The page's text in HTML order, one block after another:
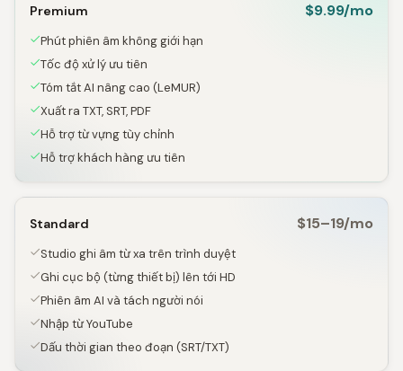
Premium $9.99/mo
Phút phiên âm không giới hạn
Tốc độ xử lý ưu tiên
Tóm tắt AI nâng cao (LeMUR)
Xuất ra TXT, SRT, PDF
Hỗ trợ từ vựng tùy chỉnh
Hỗ trợ khách hàng ưu tiên
Standard $15–19/mo
Studio ghi âm từ xa trên trình duyệt
Ghi cục bộ (từng thiết bị) lên tới HD
Phiên âm AI và tách người nói
Nhập từ YouTube
Dấu thời gian theo đoạn (SRT/TXT)